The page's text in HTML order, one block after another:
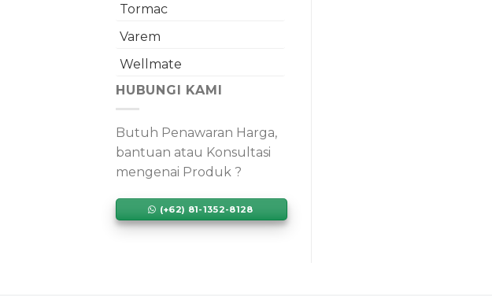
Tormac
Varem
Wellmate
HUBUNGI KAMI
Butuh Penawaran Harga,
bantuan atau Konsultasi
mengenai Produk ?
(+62) 81-1352-8128